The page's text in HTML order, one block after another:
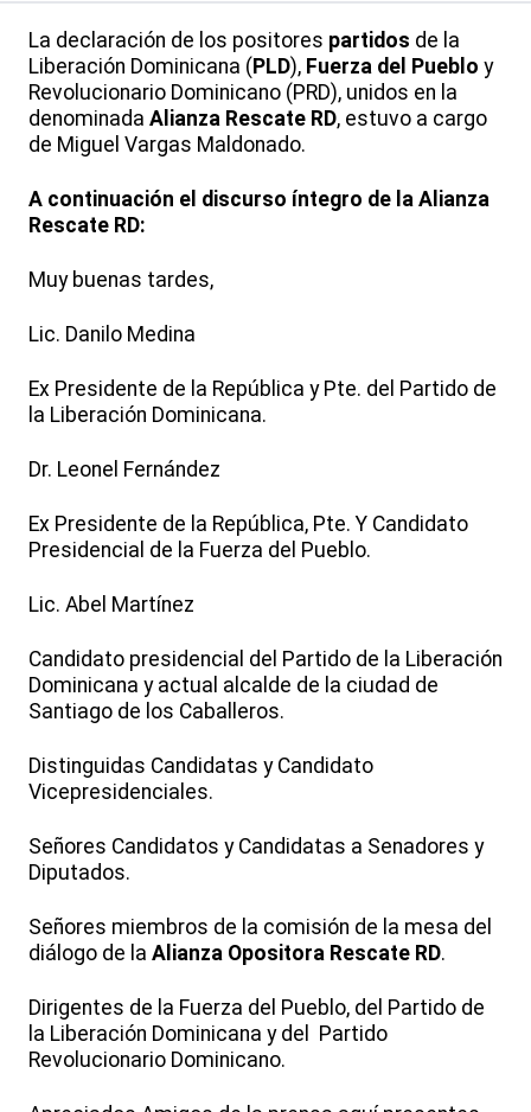
La declaración de los positores partidos de la
Liberación Dominicana ( PLD), Fuerza del Pueblo y
Revolucionario Dominicano (PRD), unidos en la
denominada Alianza Rescate RD, estuvo a cargo
de Miguel Vargas Maldonado.
A continuación el discurso íntegro de la Alianza
Rescate RD:
Muy buenas tardes,
Lic. Danilo Medina
Ex Presidente de la República y Pte. del Partido de
la Liberación Dominicana.
Dr. Leonel Fernández
Ex Presidente de la República, Pte. Y Candidato
Presidencial de la Fuerza del Pueblo.
Lic. Abel Martínez
Candidato presidencial del Partido de la Liberación
Dominicana y actual alcalde de la ciudad de
Santiago de los Caballeros.
Distinguidas Candidatas y Candidato
Vicepresidenciales.
Señores Candidatos y Candidatas a Senadores y
Diputados.
Señores miembros de la comisión de la mesa del
diálogo de la Alianza Opositora Rescate RD.
Dirigentes de la Fuerza del Pueblo, del Partido de
la Liberación Dominicana y del Partido
Revolucionario Dominicano.